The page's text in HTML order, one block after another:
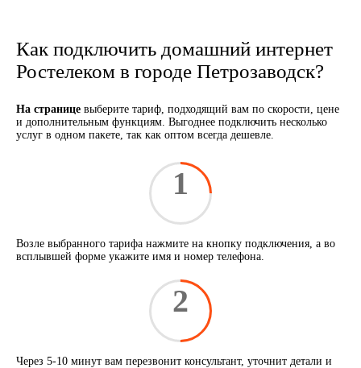
Как подключить домашний интернет
Ростелеком в городе Петрозаводск?
На странице выберите тариф, подходящий вам по скорости, цене
и дополнительным функциям. Выгоднее подключить несколько
услуг в одном пакете, так как оптом всегда дешевле.
1
Возле выбранного тарифа нажмите на кнопку подключения, а во
всплывшей форме укажите имя и номер телефона.
2
Через 5-10 минут вам перезвонит консультант, уточнит детали и